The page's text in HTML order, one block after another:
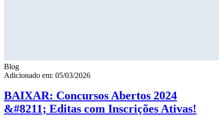
Blog
Adicionado em: 05/03/2026
BAIXAR: Concursos Abertos 2024
&#8211; Editas com Inscrições Ativas!